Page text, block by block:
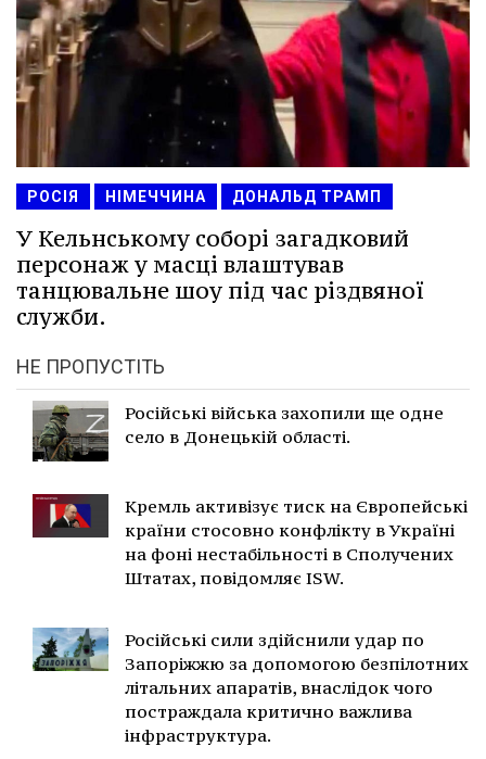
РОСІЯ НІМЕЧЧИНА ДОНАЛЬД ТРАМП
У Кельнському соборі загадковий
персонаж у масці влаштував
танцювальне шоу під час різдвяної
служби.
НЕ ПРОПУСТІТЬ
Російські війська захопили ще одне
село в Донецькій області.
Кремль активізує тиск на Європейські
країни стосовно конфлікту в Україні
на фоні нестабільності в Сполучених
Штатах, повідомляє ISW.
Російські сили здійснили удар по
Запоріжжю за допомогою безпілотних
літальних апаратів, внаслідок чого
постраждала критично важлива
інфраструктура.